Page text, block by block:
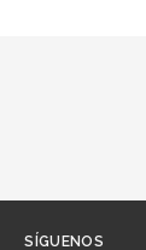
SÍGUENOS